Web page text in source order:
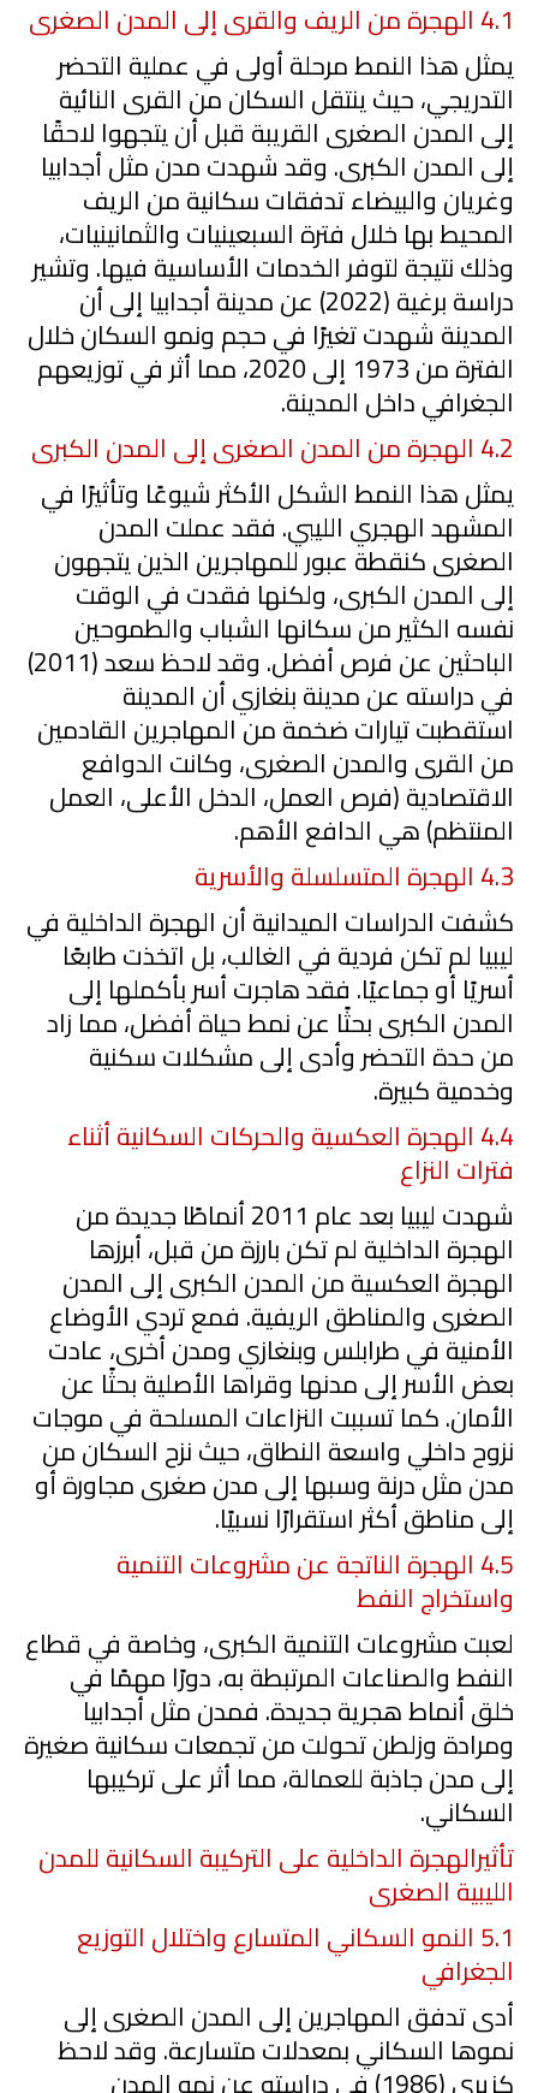
4.1 الهجرة من الريف والقرى إلى المدن الصغرى
يمثل هذا النمط مرحلة أولى في عملية التحضر
التدريجي، حيث ينتقل السكان من القرى النائية
إلى المدن الصغرى القريبة قبل أن يتجهوا لاحقًا
إلى المدن الكبرى. وقد شهدت مدن مثل أجدابيا
وغريان والبيضاء تدفقات سكانية من الريف
المحيط بها خلال فترة السبعينيات والثمانينيات،
وذلك نتيجة لتوفر الخدمات الأساسية فيها. وتشير
دراسة برغية (2022) عن مدينة أجدابيا إلى أن
المدينة شهدت تغيرًا في حجم ونمو السكان خلال
الفترة من1973 إلى2020، مما أثر في توزيعهم
الجغرافي داخل المدينة.
4.2 الهجرة من المدن الصغرى إلى المدن الكبرى
يمثل هذا النمط الشكل الأكثر شيوعًا وتأثيرًا في
المشهد الهجري الليبي. فقد عملت المدن
الصغرى كنقطة عبور للمهاجرين الذين يتجهون
إلى المدن الكبرى، ولكنها فقدت في الوقت
نفسه الكثير من سكانها الشباب والطموحين
الباحثين عن فرص أفضل. وقد لاحظ سعد (2011
)
في دراسته عن مدينة بنغازي أن المدينة
استقطبت تيارات ضخمة من المهاجرين القادمين
من القرى والمدن الصغرى، وكانت الدوافع
الاقتصادية (فرص العمل، الدخل الأعلى، العمل
المنتظم) هي الدافع الأهم.
4.3 الهجرة المتسلسلة والأسرية
كشفت الدراسات الميدانية أن الهجرة الداخلية في
ليبيا لم تكن فردية في الغالب، بل اتخذت طابعًا
أسريًا أو جماعيًا. فقد هاجرت أسر بأكملها إلى
المدن الكبرى بحثًا عن نمط حياة أفضل، مما زاد
من حدة التحضر وأدى إلى مشكلات سكنية
وخدمية كبيرة.
4.4 الهجرة العكسية والحركات السكانية أثناء
فترات النزاع
شهدت ليبيا بعد عام 2011أنماطًا جديدة من
الهجرة الداخلية لم تكن بارزة من قبل، أبرزها
الهجرة العكسية من المدن الكبرى إلى المدن
الصغرى والمناطق الريفية. فمع تردي الأوضاع
الأمنية في طرابلس وبنغازي ومدن أخرى، عادت
بعض الأسر إلى مدنها وقراها الأصلية بحثًا عن
الأمان. كما تسببت النزاعات المسلحة في موجات
نزوح داخلي واسعة النطاق، حيث نزح السكان من
مدن مثل درنة وسبها إلى مدن صغرى مجاورة أو
إلى مناطق أكثر استقرارًا نسبيًا.
4.5 الهجرة الناتجة عن مشروعات التنمية
واستخراج النفط
لعبت مشروعات التنمية الكبرى، وخاصة في قطاع
النفط والصناعات المرتبطة به، دورًا مهمًا في
خلق أنماط هجرية جديدة. فمدن مثل أجدابيا
ومرادة وزلطن تحولت من تجمعات سكانية صغيرة
إلى مدن جاذبة للعمالة، مما أثر على تركيبها
السكاني.
تأثيالهجرة الداخلية على التركيبة السكانية للمدن
الليبية الصغرى
5.1 النمو السكاني المتسارع واختلال التوزيع
الجغرافي
أدى تدفق المهاجرين إلى المدن الصغرى إلى
نموها السكاني بمعدلات متسارعة. وقد لاحظ